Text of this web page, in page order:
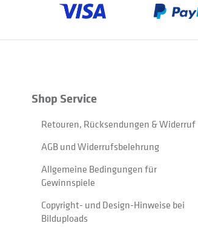
Shop Service
Retouren, Rücksendungen & Widerruf
AGB und Widerrufsbelehrung
Allgemeine Bedingungen für
Gewinnspiele
Copyright- und Design-Hinweise bei
Bilduploads